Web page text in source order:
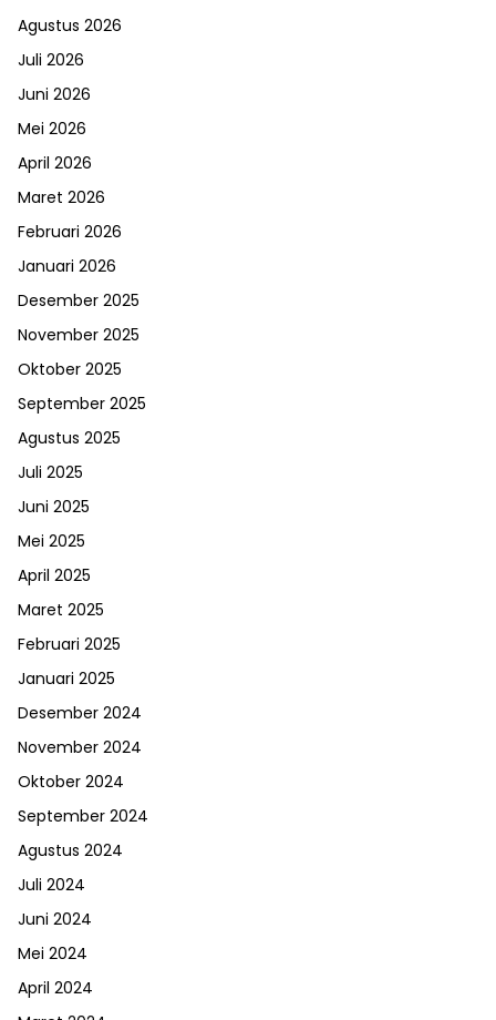
Agustus 2026
Juli 2026
Juni 2026
Mei 2026
April 2026
Maret 2026
Februari 2026
Januari 2026
Desember 2025
November 2025
Oktober 2025
September 2025
Agustus 2025
Juli 2025
Juni 2025
Mei 2025
April 2025
Maret 2025
Februari 2025
Januari 2025
Desember 2024
November 2024
Oktober 2024
September 2024
Agustus 2024
Juli 2024
Juni 2024
Mei 2024
April 2024